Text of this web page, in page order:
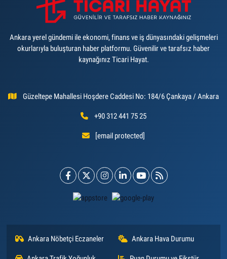
Ankara yerel gündemi ile ekonomi, finans ve iş dünyasındaki gelişmeleri
okurlarıyla buluşturan haber platformu. Güvenilir ve tarafsız haber
kaynağınız Ticari Hayat.
Güzeltepe Mahallesi Hoşdere Caddesi No: 184/6 Çankaya / Ankara
+90 312 441 75 25
[email protected]
Ankara Nöbetçi Eczaneler Ankara Hava Durumu